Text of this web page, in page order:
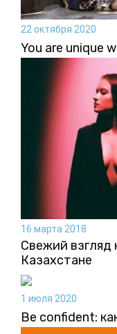
22 октября 2020
You are unique
16 марта 2018
Свежий взгляд
Казахстане
1 июля 2020
Be confident: